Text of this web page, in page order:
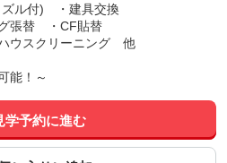
ズル付) ・建具交換
張替 ・CF貼替
ウスクリーニング 他
能！～
学予約に進む